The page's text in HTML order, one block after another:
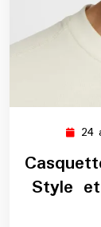
24
Style